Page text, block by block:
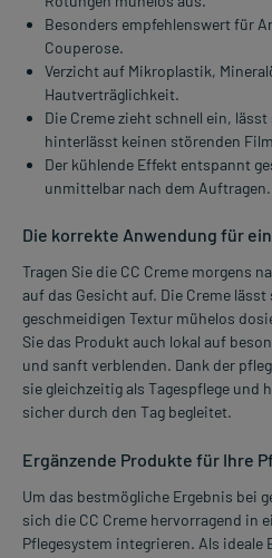
Besonders empfehlenswert für
Couperose.
Verzicht auf Mikroplastik,
Hautverträglichkeit.
Die Creme zieht schnell ein,
hinterlässt keinen störenden
Der kühlende Effekt entspannt
unmittelbar nach dem Auftragen.
Die korrekte Anwendung für
Tragen Sie die CC Creme morgens
auf das Gesicht auf. Die Creme
geschmeidigen Textur mühelos
Sie das Produkt auch lokal auf
und sanft verblenden. Dank der
sie gleichzeitig als Tagespflege und
sicher durch den Tag begleitet.
Ergänzende Produkte für Ihre
Um das bestmögliche Ergebnis bei
sich die CC Creme hervorragend in
Pflegesystem integrieren. Als ideale